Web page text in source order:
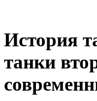
История
танки